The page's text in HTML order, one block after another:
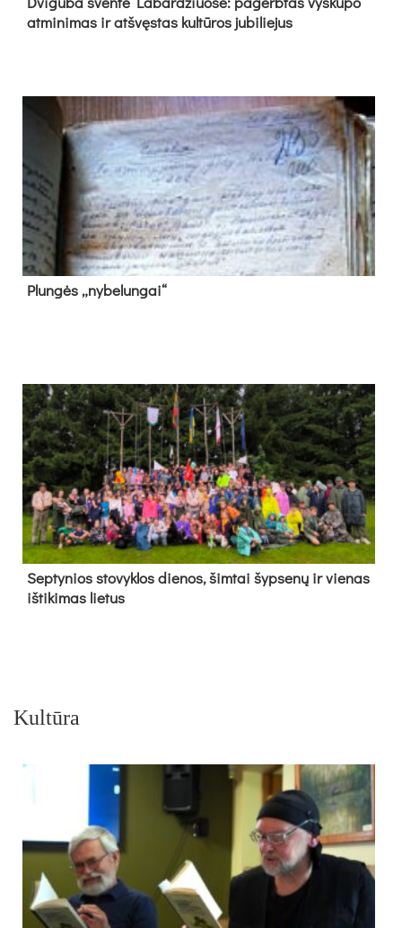
at­mi­ni­mas ir at­švęs­tas kul­tū­ros ju­bi­lie­jus
Plun­gės „ny­be­lun­gai“
Sep­ty­nios sto­vyk­los die­nos, šim­tai šyp­se­nų ir vie­nas
iš­ti­ki­mas lie­tus
Kultūra